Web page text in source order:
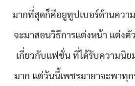
มากที่สุดก็คือยูทูปเบอร์ด้านควา
จะมาสอนวิธีการแต่งหน้า แต่งตั
เกี่ยวกับแฟชั่น ที่ได้รับความนิ
มาก แต่วันนี้เพชรมายาจะพาทุ